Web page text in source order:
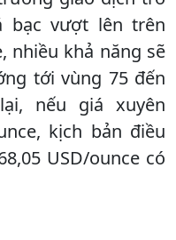
bạc vượt lên trên
nhiều khả năng sẽ
tới vùng 75 đến
nếu giá xuyên
kịch bản điều
USD/ounce có